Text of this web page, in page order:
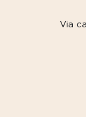
Via